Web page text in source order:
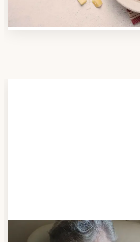
Essen auf Rädern-Kosten.
Schritt 3